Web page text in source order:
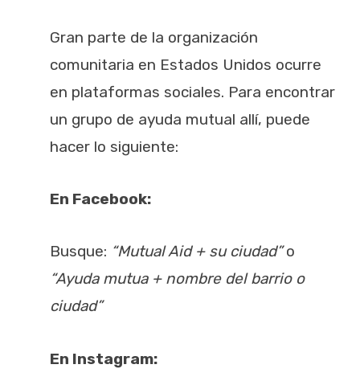
Gran parte de la organización
comunitaria en Estados Unidos ocurre
en plataformas sociales. Para encontrar
un grupo de ayuda mutual allí, puede
hacer lo siguiente:
En Facebook:
Busque: “Mutual Aid + su ciudad”o
“Ayuda mutua + nombre del barrio o
ciudad”
En Instagram: